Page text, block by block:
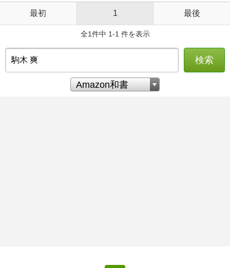
最初 1 最後
全1件中 1-1 件を表示
検索